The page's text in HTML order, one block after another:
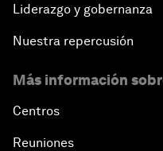
Liderazgo y gobernanza
Nuestra repercusión
Más información
Centros
Reuniones